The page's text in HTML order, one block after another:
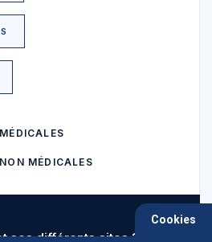
MÉDICALES
ses différents sites ?
Cookies